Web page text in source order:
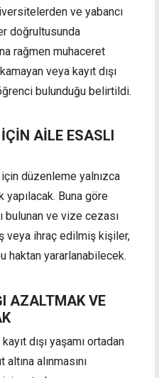
ve yabancı
doğrultusunda
rağmen muhaceret
veya kayıt dışı
bulunduğu belirtildi.
AİLE ESASLI
düzenleme yalnızca
yapılacak. Buna göre
bulunan ve vize cezası
veya ihraç edilmiş kişiler,
haktan yararlanabilecek.
AZALTMAK VE
dışı yaşamı ortadan
altına alınmasını